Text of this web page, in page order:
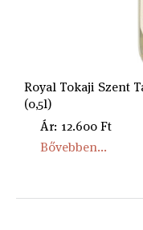
Royal Tokaji Szent
(0,5l)
Ár: 12.600 Ft
Bővebben...